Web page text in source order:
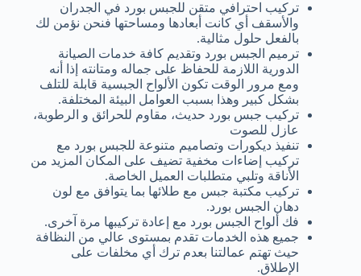
تركيب احترافي متقن للجبس بورد في الجدران
والأسقف أي كانت أبعادها ومساحتها فنحن نؤمن لك
بالفعل حلول مثالية.
ترميم الجبس بورد وتقديم كافة خدمات الصيانة
الدورية اللازمة للحفاظ على جماله ومتانته إذا أنه
ومع مرور الوقت تكون الألواح الجبسية قابلة للتلف
بشكل كبير وهذا بسبب العوامل البيئة المختلفة.
تركيب جبس بورد حديث، مقاوم للحرائق و الرطوبة،
عازل للصوت
تنفيذ ديكورات وتصاميم متنوعة للجبس بورد مع
تركيب إضاءات مخفية تضيف على المكان المزيد من
الأناقة وتلبي متطلبات العميل الخاصة.
تركيب مكتبة جبس مع طلائها بما يتوافق مع لون
دهان الجبس بورد.
فك ألواح الجبس بورد مع إعادة تركيبها مرة آخرى.
جميع هذه الخدمات تقدم بمستوى عالي من النظافة
حيث تهتم عمالتنا بعدم ترك أي مخلفات على
الإطلاق.